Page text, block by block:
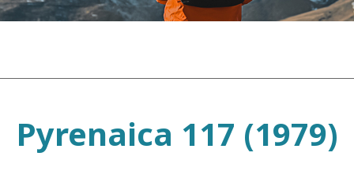
Pyrenaica 117 (1979)